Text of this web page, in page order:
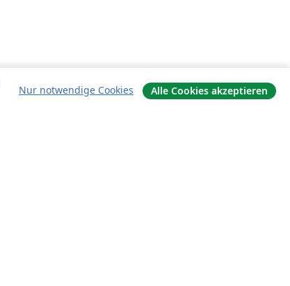
Nur notwendige Cookies Alle Cookies akzeptieren